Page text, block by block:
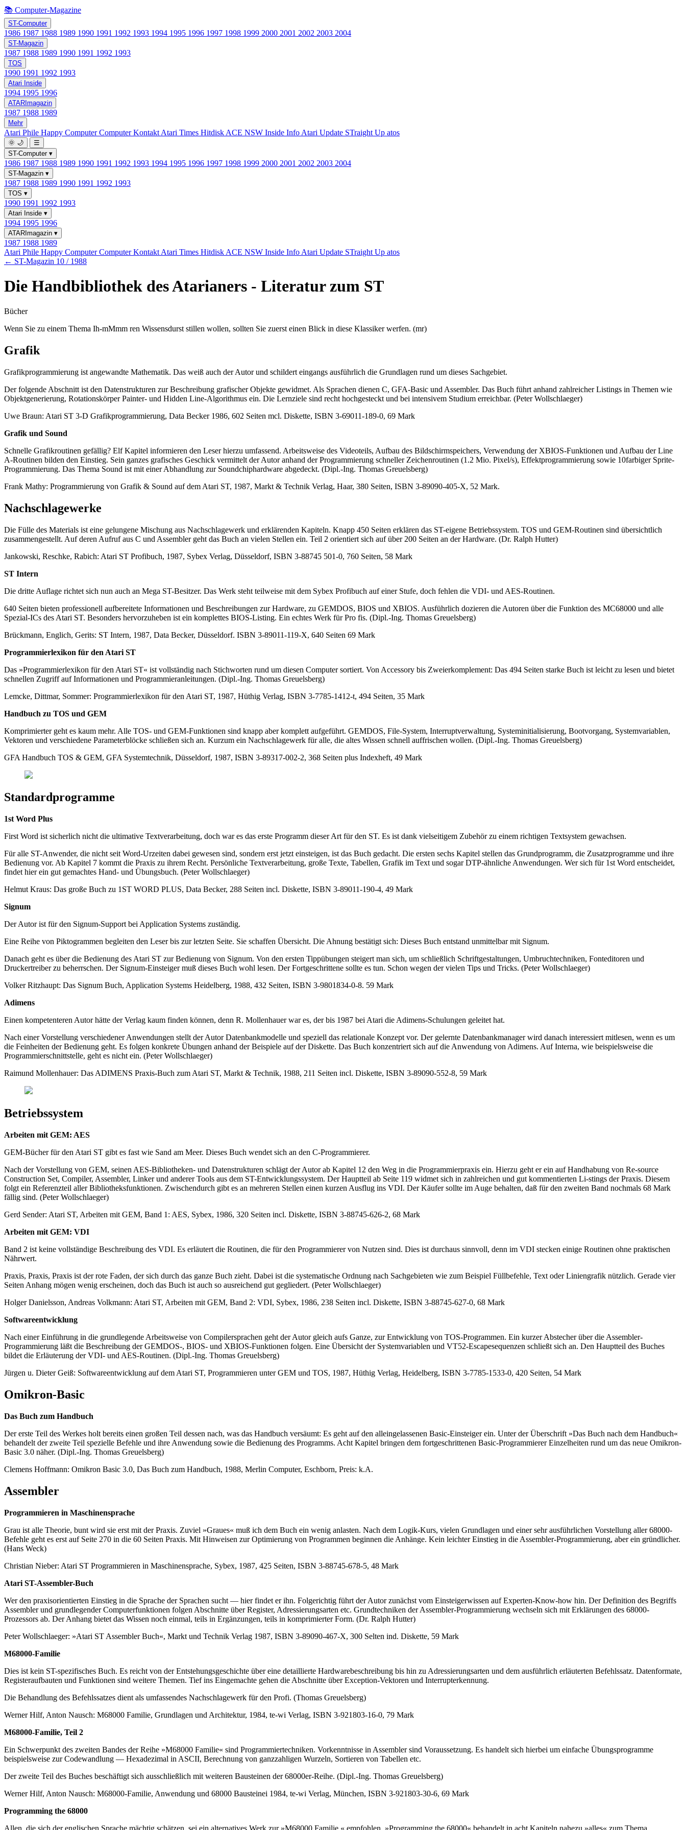
📚 Computer-Magazine
ST-Computer
1986 1987 1988 1989 1990 1991 1992 1993 1994 1995 1996 1997 1998 1999 2000 2001 2002 2003 2004
ST-Magazin
1987 1988 1989 1990 1991 1992 1993
TOS
1990 1991 1992 1993
Atari Inside
1994 1995 1996
ATARImagazin
1987 1988 1989
Mehr
Atari Phile Happy ComputerComputer Kontakt Atari Times Hitdisk ACE NSW Inside Info Atari Update STraight Up atos
🌞 🌙
☰
ST-Computer ▾
1986 1987 1988 1989 1990 1991 1992 1993 1994 1995 1996 1997 1998 1999 2000 2001 2002 2003 2004
ST-Magazin ▾
1987 1988 1989 1990 1991 1992 1993
TOS ▾
1990 1991 1992 1993
Atari Inside ▾
1994 1995 1996
ATARImagazin ▾
1987 1988 1989
Atari Phile Happy ComputerComputer Kontakt Atari Times Hitdisk ACE NSW Inside Info Atari Update STraight Up atos
← ST-Magazin 10 / 1988
Die Handbibliothek des Atarianers - Literatur zum ST
Bücher
Wenn Sie zu einem Thema Ih-mMmm ren Wissensdurst stillen wollen, sollten Sie zuerst einen Blick in diese Klassiker werfen. (mr)
Grafik
Grafikprogrammierung ist angewandte Mathematik. Das weiß auch der Autor und schildert eingangs ausführlich die Grundlagen rund um dieses Sachgebiet.
Der folgende Abschnitt ist den Datenstrukturen zur Beschreibung grafischer Objekte gewidmet. Als Sprachen dienen C, GFA-Basic und Assembler. Das Buch führt anhand zahlreicher Listings in Themen wie
Objektgenerierung, Rotationskörper Painter- und Hidden Line-Algorithmus ein. Die Lernziele sind recht hochgesteckt und bei intensivem Studium erreichbar. (Peter Wollschlaeger)
Uwe Braun: Atari ST 3-D Grafikprogrammierung, Data Becker 1986, 602 Seiten mcl. Diskette, ISBN 3-69011-189-0, 69 Mark
Grafik und Sound
Schnelle Grafikroutinen gefällig? Elf Kapitel informieren den Leser hierzu umfassend. Arbeitsweise des Videoteils, Aufbau des Bildschirmspeichers, Verwendung der XBIOS-Funktionen und Aufbau der Line
A-Routinen bilden den Einstieg. Sein ganzes grafisches Geschick vermittelt der Autor anhand der Programmierung schneller Zeichenroutinen (1.2 Mio. Pixel/s), Effektprogrammierung sowie 10farbiger Sprite-
Programmierung. Das Thema Sound ist mit einer Abhandlung zur Soundchiphardware abgedeckt. (Dipl.-Ing. Thomas Greuelsberg)
Frank Mathy: Programmierung von Grafik & Sound auf dem Atari ST, 1987, Markt & Technik Verlag, Haar, 380 Seiten, ISBN 3-89090-405-X, 52 Mark.
Nachschlagewerke
Die Fülle des Materials ist eine gelungene Mischung aus Nachschlagewerk und erklärenden Kapiteln. Knapp 450 Seiten erklären das ST-eigene Betriebssystem. TOS und GEM-Routinen sind übersichtlich
zusammengestellt. Auf deren Aufruf aus C und Assembler geht das Buch an vielen Stellen ein. Teil 2 orientiert sich auf über 200 Seiten an der Hardware. (Dr. Ralph Hutter)
Jankowski, Reschke, Rabich: Atari ST Profibuch, 1987, Sybex Verlag, Düsseldorf, ISBN 3-88745 501-0, 760 Seiten, 58 Mark
ST Intern
Die dritte Auflage richtet sich nun auch an Mega ST-Besitzer. Das Werk steht teilweise mit dem Sybex Profibuch auf einer Stufe, doch fehlen die VDI- und AES-Routinen.
640 Seiten bieten professionell aufbereitete Informationen und Beschreibungen zur Hardware, zu GEMDOS, BIOS und XBIOS. Ausführlich dozieren die Autoren über die Funktion des MC68000 und alle
Spezial-ICs des Atari ST. Besonders hervorzuheben ist ein komplettes BIOS-Listing. Ein echtes Werk für Pro fis. (Dipl.-Ing. Thomas Greuelsberg)
Brückmann, Englich, Gerits: ST Intern, 1987, Data Becker, Düsseldorf. ISBN 3-89011-119-X, 640 Seiten 69 Mark
Programmierlexikon für den Atari ST
Das »Programmierlexikon für den Atari ST« ist vollständig nach Stichworten rund um diesen Computer sortiert. Von Accessory bis Zweierkomplement: Das 494 Seiten starke Buch ist leicht zu lesen und bietet
schnellen Zugriff auf Informationen und Programmieranleitungen. (Dipl.-Ing. Thomas Greuelsberg)
Lemcke, Dittmar, Sommer: Programmierlexikon für den Atari ST, 1987, Hüthig Verlag, ISBN 3-7785-1412-t, 494 Seiten, 35 Mark
Handbuch zu TOS und GEM
Komprimierter geht es kaum mehr. Alle TOS- und GEM-Funktionen sind knapp aber komplett aufgeführt. GEMDOS, File-System, Interruptverwaltung, Systeminitialisierung, Bootvorgang, Systemvariablen,
Vektoren und verschiedene Parameterblöcke schließen sich an. Kurzum ein Nachschlagewerk für alle, die altes Wissen schnell auffrischen wollen. (Dipl.-Ing. Thomas Greuelsberg)
GFA Handbuch TOS & GEM, GFA Systemtechnik, Düsseldorf, 1987, ISBN 3-89317-002-2, 368 Seiten plus Indexheft, 49 Mark
Standardprogramme
1st Word Plus
First Word ist sicherlich nicht die ultimative Textverarbeitung, doch war es das erste Programm dieser Art für den ST. Es ist dank vielseitigem Zubehör zu einem richtigen Textsystem gewachsen.
Für alle ST-Anwender, die nicht seit Word-Urzeiten dabei gewesen sind, sondern erst jetzt einsteigen, ist das Buch gedacht. Die ersten sechs Kapitel stellen das Grundprogramm, die Zusatzprogramme und ihre
Bedienung vor. Ab Kapitel 7 kommt die Praxis zu ihrem Recht. Persönliche Textverarbeitung, große Texte, Tabellen, Grafik im Text und sogar DTP-ähnliche Anwendungen. Wer sich für 1st Word entscheidet,
findet hier ein gut gemachtes Hand- und Übungsbuch. (Peter Wollschlaeger)
Helmut Kraus: Das große Buch zu 1ST WORD PLUS, Data Becker, 288 Seiten incl. Diskette, ISBN 3-89011-190-4, 49 Mark
Signum
Der Autor ist für den Signum-Support bei Application Systems zuständig.
Eine Reihe von Piktogrammen begleiten den Leser bis zur letzten Seite. Sie schaffen Übersicht. Die Ahnung bestätigt sich: Dieses Buch entstand unmittelbar mit Signum.
Danach geht es über die Bedienung des Atari ST zur Bedienung von Signum. Von den ersten Tippübungen steigert man sich, um schließlich Schriftgestaltungen, Umbruchtechniken, Fonteditoren und
Druckertreiber zu beherrschen. Der Signum-Einsteiger muß dieses Buch wohl lesen. Der Fortgeschrittene sollte es tun. Schon wegen der vielen Tips und Tricks. (Peter Wollschlaeger)
Volker Ritzhaupt: Das Signum Buch, Application Systems Heidelberg, 1988, 432 Seiten, ISBN 3-9801834-0-8. 59 Mark
Adimens
Einen kompetenteren Autor hätte der Verlag kaum finden können, denn R. Mollenhauer war es, der bis 1987 bei Atari die Adimens-Schulungen geleitet hat.
Nach einer Vorstellung verschiedener Anwendungen stellt der Autor Datenbankmodelle und speziell das relationale Konzept vor. Der gelernte Datenbankmanager wird danach interessiert mitlesen, wenn es um
die Feinheiten der Bedienung geht. Es folgen konkrete Übungen anhand der Beispiele auf der Diskette. Das Buch konzentriert sich auf die Anwendung von Adimens. Auf Interna, wie beispielsweise die
Programmierschnittstelle, geht es nicht ein. (Peter Wollschlaeger)
Raimund Mollenhauer: Das ADIMENS Praxis-Buch zum Atari ST, Markt & Technik, 1988, 211 Seiten incl. Diskette, ISBN 3-89090-552-8, 59 Mark
Betriebssystem
Arbeiten mit GEM: AES
GEM-Bücher für den Atari ST gibt es fast wie Sand am Meer. Dieses Buch wendet sich an den C-Programmierer.
Nach der Vorstellung von GEM, seinen AES-Bibliotheken- und Datenstrukturen schlägt der Autor ab Kapitel 12 den Weg in die Programmierpraxis ein. Hierzu geht er ein auf Handhabung von Re-source
Construction Set, Compiler, Assembler, Linker und anderer Tools aus dem ST-Entwicklungssystem. Der Hauptteil ab Seite 119 widmet sich in zahlreichen und gut kommentierten Li-stings der Praxis. Diesem
folgt ein Referenzteil aller Bibliotheksfunktionen. Zwischendurch gibt es an mehreren Stellen einen kurzen Ausflug ins VDI. Der Käufer sollte im Auge behalten, daß für den zweiten Band nochmals 68 Mark
fällig sind. (Peter Wollschlaeger)
Gerd Sender: Atari ST, Arbeiten mit GEM, Band 1: AES, Sybex, 1986, 320 Seiten incl. Diskette, ISBN 3-88745-626-2, 68 Mark
Arbeiten mit GEM: VDI
Band 2 ist keine vollständige Beschreibung des VDI. Es erläutert die Routinen, die für den Programmierer von Nutzen sind. Dies ist durchaus sinnvoll, denn im VDI stecken einige Routinen ohne praktischen
Nährwert.
Praxis, Praxis, Praxis ist der rote Faden, der sich durch das ganze Buch zieht. Dabei ist die systematische Ordnung nach Sachgebieten wie zum Beispiel Füllbefehle, Text oder Liniengrafik nützlich. Gerade vier
Seiten Anhang mögen wenig erscheinen, doch das Buch ist auch so ausreichend gut gegliedert. (Peter Wollschlaeger)
Holger Danielsson, Andreas Volkmann: Atari ST, Arbeiten mit GEM, Band 2: VDI, Sybex, 1986, 238 Seiten incl. Diskette, ISBN 3-88745-627-0, 68 Mark
Softwareentwicklung
Nach einer Einführung in die grundlegende Arbeitsweise von Compilersprachen geht der Autor gleich aufs Ganze, zur Entwicklung von TOS-Programmen. Ein kurzer Abstecher über die Assembler-
Programmierung läßt die Beschreibung der GEMDOS-, BIOS- und XBIOS-Funktionen folgen. Eine Übersicht der Systemvariablen und VT52-Escapesequenzen schließt sich an. Den Hauptteil des Buches
bildet die Erläuterung der VDI- und AES-Routinen. (Dipl.-Ing. Thomas Greuelsberg)
Jürgen u. Dieter Geiß: Softwareentwicklung auf dem Atari ST, Programmieren unter GEM und TOS, 1987, Hüthig Verlag, Heidelberg, ISBN 3-7785-1533-0, 420 Seiten, 54 Mark
Omikron-Basic
Das Buch zum Handbuch
Der erste Teil des Werkes holt bereits einen großen Teil dessen nach, was das Handbuch versäumt: Es geht auf den alleingelassenen Basic-Einsteiger ein. Unter der Überschrift »Das Buch nach dem Handbuch«
behandelt der zweite Teil spezielle Befehle und ihre Anwendung sowie die Bedienung des Programms. Acht Kapitel bringen dem fortgeschrittenen Basic-Programmierer Einzelheiten rund um das neue Omikron-
Basic 3.0 näher. (Dipl.-Ing. Thomas Greuelsberg)
Clemens Hoffmann: Omikron Basic 3.0, Das Buch zum Handbuch, 1988, Merlin Computer, Eschborn, Preis: k.A.
Assembler
Programmieren in Maschinensprache
Grau ist alle Theorie, bunt wird sie erst mit der Praxis. Zuviel »Graues« muß ich dem Buch ein wenig anlasten. Nach dem Logik-Kurs, vielen Grundlagen und einer sehr ausführlichen Vorstellung aller 68000-
Befehle geht es erst auf Seite 270 in die 60 Seiten Praxis. Mit Hinweisen zur Optimierung von Programmen beginnen die Anhänge. Kein leichter Einstieg in die Assembler-Programmierung, aber ein gründlicher.
(Hans Weck)
Christian Nieber: Atari ST Programmieren in Maschinensprache, Sybex, 1987, 425 Seiten, ISBN 3-88745-678-5, 48 Mark
Atari ST-Assembler-Buch
Wer den praxisorientierten Einstieg in die Sprache der Sprachen sucht — hier findet er ihn. Folgerichtig führt der Autor zunächst vom Einsteigerwissen auf Experten-Know-how hin. Der Definition des Begriffs
Assembler und grundlegender Computerfunktionen folgen Abschnitte über Register, Adressierungsarten etc. Grundtechniken der Assembler-Programmierung wechseln sich mit Erklärungen des 68000-
Prozessors ab. Der Anhang bietet das Wissen noch einmal, teils in Ergänzungen, teils in komprimierter Form. (Dr. Ralph Hutter)
Peter Wollschlaeger: »Atari ST Assembler Buch«, Markt und Technik Verlag 1987, ISBN 3-89090-467-X, 300 Selten ind. Diskette, 59 Mark
M68000-Familie
Dies ist kein ST-spezifisches Buch. Es reicht von der Entstehungsgeschichte über eine detaillierte Hardwarebeschreibung bis hin zu Adressierungsarten und dem ausführlich erläuterten Befehlssatz. Datenformate,
Registeraufbauten und Funktionen sind weitere Themen. Tief ins Eingemachte gehen die Abschnitte über Exception-Vektoren und Interrupterkennung.
Die Behandlung des Befehlssatzes dient als umfassendes Nachschlagewerk für den Profi. (Thomas Greuelsberg)
Werner Hilf, Anton Nausch: M68000 Familie, Grundlagen und Architektur, 1984, te-wi Verlag, ISBN 3-921803-16-0, 79 Mark
M68000-Familie, Teil 2
Ein Schwerpunkt des zweiten Bandes der Reihe »M68000 Familie« sind Programmiertechniken. Vorkenntnisse in Assembler sind Voraussetzung. Es handelt sich hierbei um einfache Übungsprogramme
beispielsweise zur Codewandlung — Hexadezimal in ASCII, Berechnung von ganzzahligen Wurzeln, Sortieren von Tabellen etc.
Der zweite Teil des Buches beschäftigt sich ausschließlich mit weiteren Bausteinen der 68000er-Reihe. (Dipl.-Ing. Thomas Greuelsberg)
Werner Hilf, Anton Nausch: M68000-Familie, Anwendung und 68000 Bausteinei 1984, te-wi Verlag, München, ISBN 3-921803-30-6, 69 Mark
Programming the 68000
Allen, die sich der englischen Sprache mächtig schätzen, sei ein alternatives Werk zur »M68000 Familie « empfohlen. »Programming the 68000« behandelt in acht Kapiteln nahezu »alles« zum Thema